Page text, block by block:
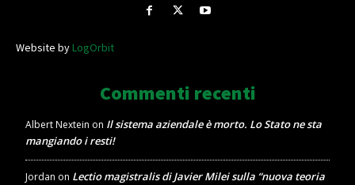
Website byLogOrbit
Commenti recenti
Albert Nextein on Il sistema aziendale è morto. Lo Stato ne sta
mangiando i resti!
Jordan on Lectio magistralis di Javier Milei sulla “nuova teoria